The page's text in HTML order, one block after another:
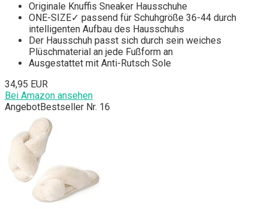
Originale Knuffis Sneaker Hausschuhe
ONE-SIZE✓ passend für Schuhgröße 36-44 durch
intelligenten Aufbau des Hausschuhs
Der Hausschuh passt sich durch sein weiches
Plüschmaterial an jede Fußform an
Ausgestattet mit Anti-Rutsch Sole
34,95 EUR
Bei Amazon ansehen
AngebotBestseller Nr. 16